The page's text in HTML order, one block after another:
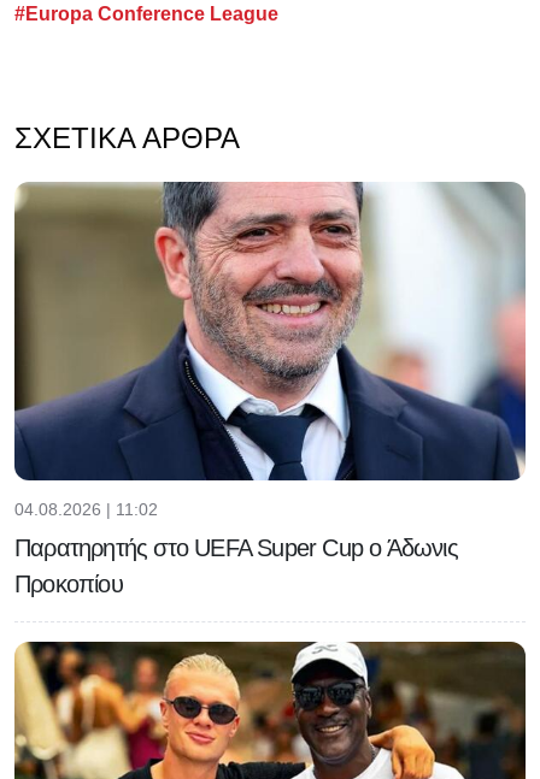
#Europa Conference League
ΣΧΕΤΙΚΆ ΆΡΘΡΑ
04.08.2026 | 11:02
Παρατηρητής στο UEFA Super Cup ο Άδωνις
Προκοπίου